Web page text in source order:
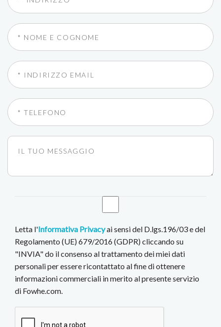
Letta l'Informativa Privacyai sensi del D.lgs.196/03 e del
Regolamento (UE) 679/2016 (GDPR) cliccando su
"INVIA" do il consenso al trattamento dei miei dati
personali per essere ricontattato al fine di ottenere
informazioni commerciali in merito al presente servizio
di Fowhe.com.